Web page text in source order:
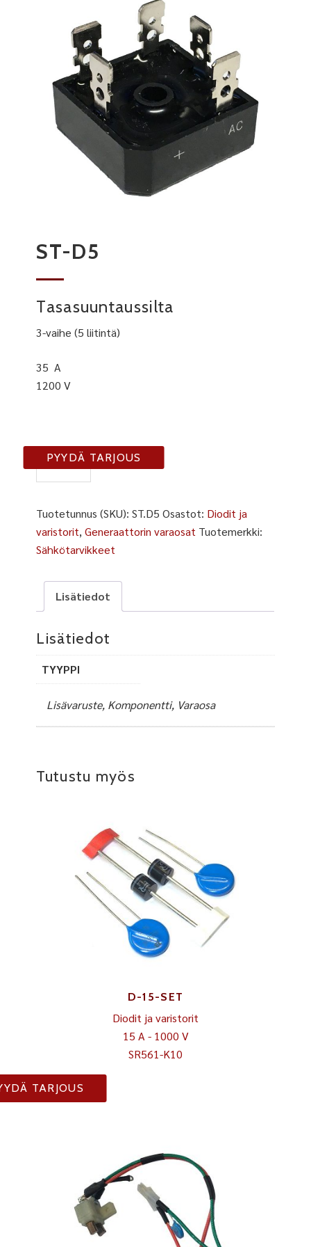
ST-D5
Tasasuuntaussilta
3-vaihe (5 liitintä)
35 A
1200 V
ST-
D5
PYYDÄ TARJOUS
Tuotetunnus (SKU):ST.D5 Osastot: Diodit ja
varistorit,Generaattorin varaosat Tuotemerkki:
Sähkötarvikkeet
Lisätiedot
Lisätiedot
TYYPPI
Lisävaruste, Komponentti, Varaosa
Tutustu myös
D-15-SET
Diodit ja varistorit
15 A - 1000 V
SR561-K10
TARJOUS